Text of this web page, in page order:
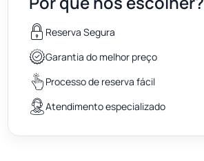
Reserva Segura
Garantia do melhor preço
Processo de reserva fácil
Atendimento especializado